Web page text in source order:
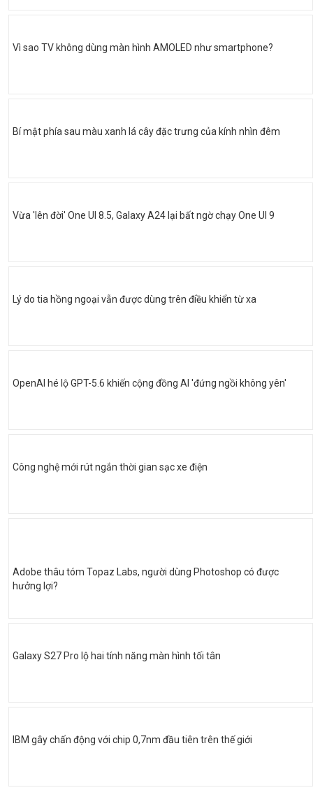
Vì sao TV không dùng màn hình AMOLED như smartphone?
Bí mật phía sau màu xanh lá cây đặc trưng của kính nhìn đêm
Vừa 'lên đời' One UI 8.5, Galaxy A24 lại bất ngờ chạy One UI 9
Lý do tia hồng ngoại vẫn được dùng trên điều khiển từ xa
OpenAI hé lộ GPT-5.6 khiến cộng đồng AI 'đứng ngồi không yên'
Công nghệ mới rút ngắn thời gian sạc xe điện
Adobe thâu tóm Topaz Labs, người dùng Photoshop có được
hưởng lợi?
Galaxy S27 Pro lộ hai tính năng màn hình tối tân
IBM gây chấn động với chip 0,7nm đầu tiên trên thế giới